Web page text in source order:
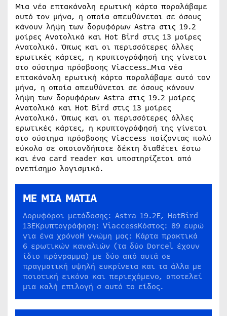
Μια νέα επτακάναλη ερωτική κάρτα παραλάβαμε
αυτό τον μήνα, η οποία απευθύνεται σε όσους
κάνουν λήψη των δορυφόρων Astra στις 19.2
μοίρες Ανατολικά και Hot Bird στις 13 μοίρες
Ανατολικά. Όπως και οι περισσότερες άλλες
ερωτικές κάρτες, η κρυπτογράφησή της γίνεται
στο σύστημα πρόσβασης Viaccess…Μια νέα
επτακάναλη ερωτική κάρτα παραλάβαμε αυτό τον
μήνα, η οποία απευθύνεται σε όσους κάνουν
λήψη των δορυφόρων Astra στις 19.2 μοίρες
Ανατολικά και Hot Bird στις 13 μοίρες
Ανατολικά. Όπως και οι περισσότερες άλλες
ερωτικές κάρτες, η κρυπτογράφησή της γίνεται
στο σύστημα πρόσβασης Viaccess παίζοντας πολύ
εύκολα σε οποιονδήποτε δέκτη διαθέτει έστω
και ένα card reader και υποστηρίζεται από
ανεπίσημο λογισμικό.
ΜΕ ΜΙΑ ΜΑΤΙΑ
Δορυφόροι μετάδοσης: Astra 19.2E, HotBird
13EΚρυπτογράφηση: ViaccessΚόστος: 89 ευρώ
για ένα χρόνοΗ γνώμη μας: Κάρτα πρακτικά
6 ερωτικών καναλιών (τα δύο Dorcel έχουν
ίδιο πρόγραμμα) με δύο από αυτά σε
πραγματική υψηλή ευκρίνεια και τα άλλα με
ποιοτική εικόνα και περιεχόμενο, αποτελεί
μια καλή επιλογή σ αυτό το είδος.